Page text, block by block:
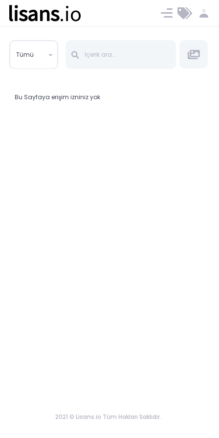
lisans.io Ücret ve Planlar
Tümü
Bu Sayfaya erişim izniniz yok
2021 © Lisans.io Tüm Hakları Saklıdır.